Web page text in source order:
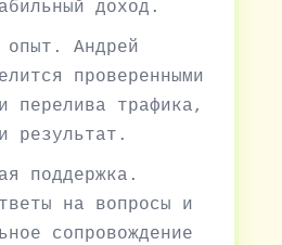
доход.
опыт. Андрей
проверенными
перелива трафика,
результат.
поддержка.
на вопросы и
сопровождение